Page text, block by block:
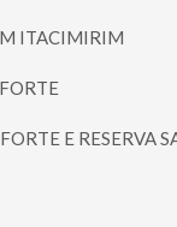
ITACIMIRIM
E RESERVA